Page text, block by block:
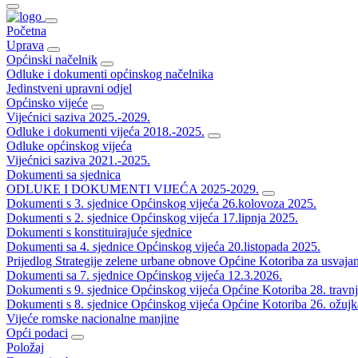
Početna
Uprava
Općinski načelnik
Odluke i dokumenti općinskog načelnika
Jedinstveni upravni odjel
Općinsko vijeće
Vijećnici saziva 2025.-2029.
Odluke i dokumenti vijeća 2018.-2025.
Odluke općinskog vijeća
Vijećnici saziva 2021.-2025.
Dokumenti sa sjednica
ODLUKE I DOKUMENTI VIJEĆA 2025-2029.
Dokumenti s 3. sjednice Općinskog vijeća 26.kolovoza 2025.
Dokumenti s 2. sjednice Općinskog vijeća 17.lipnja 2025.
Dokumenti s konstituirajuće sjednice
Dokumenti sa 4. sjednice Općinskog vijeća 20.listopada 2025.
Prijedlog Strategije zelene urbane obnove Općine Kotoriba za
Dokumenti sa 7. sjednice Općinskog vijeća 12.3.2026.
Dokumenti s 9. sjednice Općinskog vijeća Općine Kotoriba 28.
Dokumenti s 8. sjednice Općinskog vijeća Općine Kotoriba 26.
Vijeće romske nacionalne manjine
Opći podaci
Položaj